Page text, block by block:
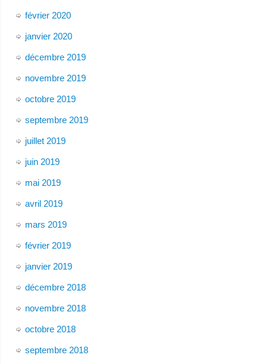
février 2020
janvier 2020
décembre 2019
novembre 2019
octobre 2019
septembre 2019
juillet 2019
juin 2019
mai 2019
avril 2019
mars 2019
février 2019
janvier 2019
décembre 2018
novembre 2018
octobre 2018
septembre 2018